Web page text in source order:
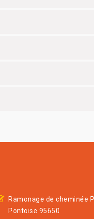
Ramonage de cheminée
Pontoise 95650